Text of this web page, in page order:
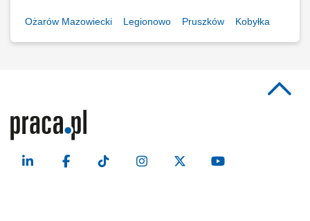
Ożarów Mazowiecki Legionowo Pruszków Kobyłka